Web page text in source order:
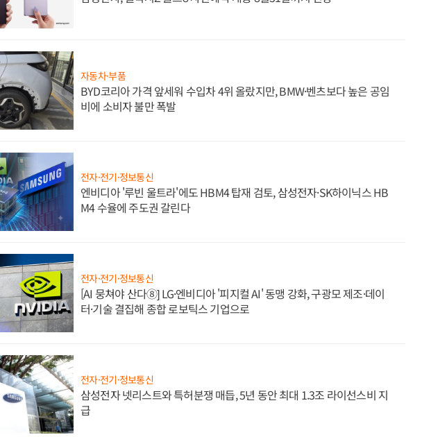
자동차·부품
BYD코리아 가격 앞세워 수입차 4위 올랐지만, BMW·벤츠보다 높은 공임
비에 소비자 불만 폭발
전자·전기·정보통신
엔비디아 '루빈 울트라'에도 HBM4 탑재 검토, 삼성전자·SK하이닉스 HB
M4 수율에 주도권 갈린다
전자·전기·정보통신
[AI 뭉쳐야 산다⑧] LG·엔비디아 '피지컬 AI' 동맹 강화, 구광모 제조·데이
터·기술 결집해 종합 로보틱스 기업으로
전자·전기·정보통신
삼성전자 넷리스트와 특허분쟁 매듭, 5년 동안 최대 1.3조 라이선스비 지
급